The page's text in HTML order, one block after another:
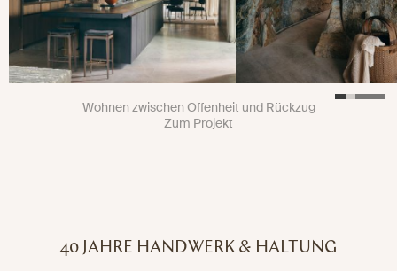
Wohnen zwischen Offenheit und Rückzug
Zum Projekt
40 JAHRE HANDWERK & HALTUNG